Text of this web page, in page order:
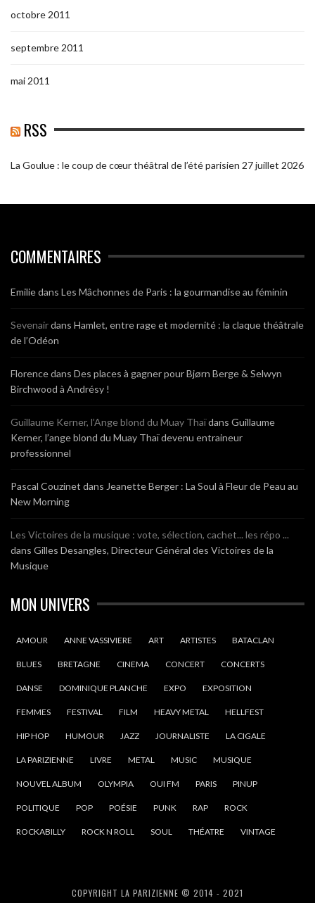
octobre 2011
septembre 2011
mai 2011
RSS
La Goulue : le coup de cœur théâtral de l’été parisien 27 juillet 2026
COMMENTAIRES
Emiliedans Les Mâchonnes de Paris : la gourmandise au féminin
Sevenairdans Hamlet, entre rage et modernité : la claque théâtrale
de l’Odéon
Florencedans Des places à gagner pour Bjørn Berge & Selwyn
Birchwood à Andrésy !
Guillaume Kerner, l’Ange blond du Muay Thaïdans Guillaume
Kerner, l’ange blond du Muay Thaï devenu entraineur
professionnel
Pascal Couzinet dans Jeanette Berger : La Soul à Fleur de Peau au
New Morning
Les Victoires de la musique : vote, sélection, cachet... les répo ...
dans Gilles Desangles, Directeur Général des Victoires de la
Musique
MON UNIVERS
AMOUR ANNE VASSIVIERE ART ARTISTES BATACLAN
BLUES BRETAGNE CINEMA CONCERT CONCERTS
DANSE DOMINIQUE PLANCHE EXPO EXPOSITION
FEMMES FESTIVAL FILM HEAVY METAL HELLFEST
HIP HOP HUMOUR JAZZ JOURNALISTE LA CIGALE
LA PARIZIENNE LIVRE METAL MUSIC MUSIQUE
NOUVEL ALBUM OLYMPIA OUI FM PARIS PINUP
POLITIQUE POP POÉSIE PUNK RAP ROCK
ROCKABILLY ROCK N ROLL SOUL THÉATRE VINTAGE
COPYRIGHT LA PARIZIENNE © 2014 - 2021